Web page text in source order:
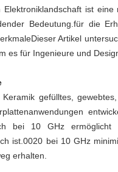
ist
Bedeutung.für die
Artikel
es für Ingenieure und
gefülltes,
bei 10 GHz ermöglicht
ist.0020 bei 10 GHz
erhalten.